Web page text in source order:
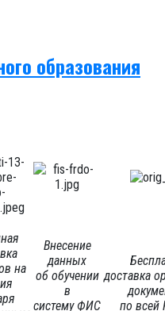
образования
на
Внесение
данных
об обучении
в
систему ФИС
доставка
по всей